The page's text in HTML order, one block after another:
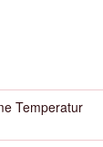
Temperatur